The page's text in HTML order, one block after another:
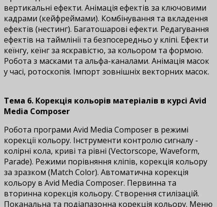
вертикальні ефекти. Анімація ефектів за ключовими
кадрами (кейфреймами). Комбінування та вкладення
ефектів (нестинг). Багатошарові ефекти. Редагування
ефектів на таймлінії та безпосередньо у кліпі. Ефекти
кеїнгу, кеїнг за яскравістю, за кольором та формою.
Робота з масками та альфа-каналами. Анімація масок
у часі, ротоскопія. Імпорт зовнішніх векторних масок.
Тема 6. Корекція кольорів матеріалів в курсі Avid
Media Composer
Робота програми Avid Media Composer в режимі
корекції кольору. Інструменти контролю сигналу -
колірні кола, криві та рівні (Vectorscope, Waveform,
Parade). Режими порівняння кліпів, корекція кольору
за зразком (Match Color). Автоматична корекція
кольору в Avid Media Composer. Первинна та
вторинна корекція кольору. Створення стилізацій.
Поканальна та подіапазонна корекція кольору. Меню